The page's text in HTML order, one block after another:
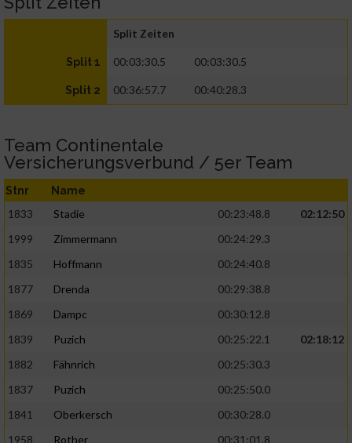
Split Zeiten
Split 1 00:03:30.5 00:03:30.5
Split 2 00:36:57.7 00:40:28.3
Team Continentale
Versicherungsverbund / 5er Team
Stnr Name
1833 Stadie 00:23:48.8
02:12:50
1999
Zimmermann
00:24:29.3
1835
Hoffmann
00:24:40.8
1877
Drenda
00:29:38.8
1869
Dampc
00:30:12.8
1839
Puzich 00:25:22.1
02:18:12
1882
Fähnrich
00:25:30.3
1837
Puzich
00:25:50.0
1841
Oberkersch
00:30:28.0
1958
Rother
00:31:01.8